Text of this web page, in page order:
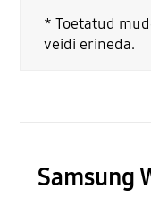
* Toetatud
veidi erineda.
Samsung